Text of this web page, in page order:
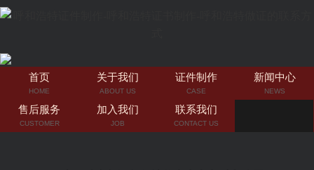
首页
HOME
关于我们
ABOUT US
证件制作
CASE
新闻中心
NEWS
售后服务
CUSTOMER
加入我们
JOB
联系我们
CONTACT US